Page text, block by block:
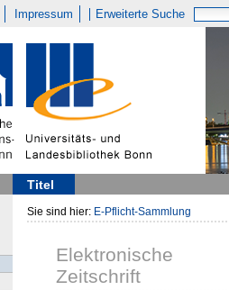
Impressum Erweiterte Suche
Titel
Sie sind hier: E-Pflicht-Sammlung
Elektronische
Zeitschrift